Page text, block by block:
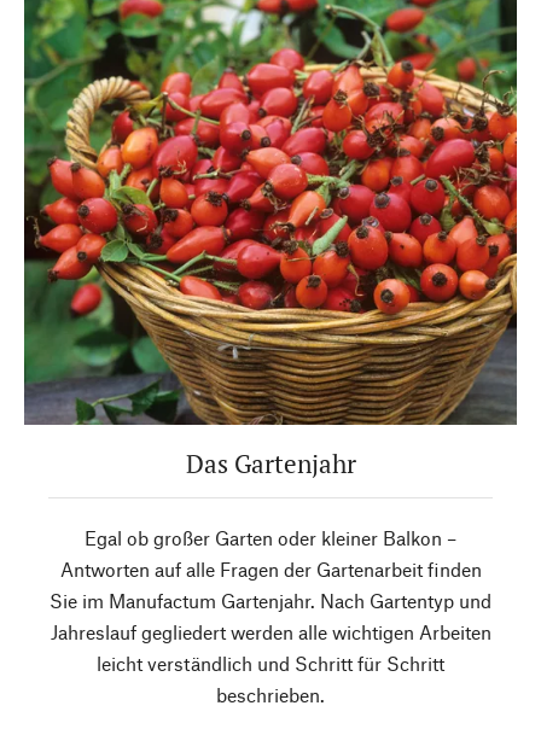
Das Gartenjahr
Egal ob großer Garten oder kleiner Balkon –
Antworten auf alle Fragen der Gartenarbeit finden
Sie im Manufactum Gartenjahr. Nach Gartentyp und
Jahreslauf gegliedert werden alle wichtigen Arbeiten
leicht verständlich und Schritt für Schritt
beschrieben.